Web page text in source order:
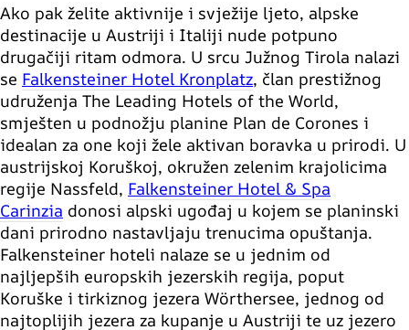
Ako pak želite aktivnije i svježije ljeto, alpske
destinacije u Austriji i Italiji nude potpuno
drugačiji ritam odmora. U srcu Južnog Tirola nalazi
se Falkensteiner Hotel Kronplatz, član prestižnog
udruženja The Leading Hotels of the World,
smješten u podnožju planine Plan de Corones i
idealan za one koji žele aktivan boravka u prirodi. U
austrijskoj Koruškoj, okružen zelenim krajolicima
regije Nassfeld, Falkensteiner Hotel & Spa
Carinzia donosi alpski ugođaj u kojem se planinski
dani prirodno nastavljaju trenucima opuštanja.
Falkensteiner hoteli nalaze se u jednim od
najljepših europskih jezerskih regija, poput
Koruške i tirkiznog jezera Wörthersee, jednog od
najtoplijih jezera za kupanje u Austriji te uz jezero